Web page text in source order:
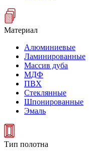
Материал
Алюминиевые
Ламинированные
Массив дуба
МДФ
ПВХ
Стеклянные
Шпонированные
Эмаль
Тип полотна